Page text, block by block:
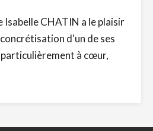
Isabelle CHATIN a le plaisir
d'un de ses
à cœur,